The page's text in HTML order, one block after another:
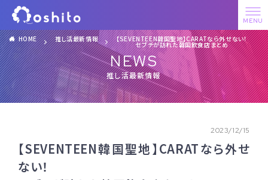
HOME 推し活最新情報 【SEVENTEEN韓国聖地】CARATなら外せない！
セブチが訪れた韓国飲食店まとめ
NEWS
推し活最新情報
2023/12/15
【SEVENTEEN韓国聖地】CARATなら外せ
ない！